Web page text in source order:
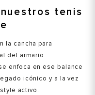
una talla
EUR
41
tenis
la cancha para
del armario
enfoca en ese balance
icónico y a la vez
activo.